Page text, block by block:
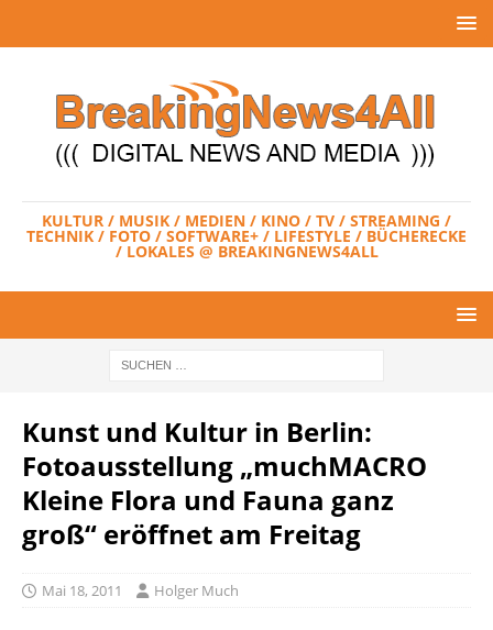
KULTUR / MUSIK / MEDIEN / KINO / TV / STREAMING /
TECHNIK / FOTO / SOFTWARE+ / LIFESTYLE / BÜCHERECKE
/ LOKALES @ BREAKINGNEWS4ALL
Kunst und Kultur in Berlin:
Fotoausstellung „muchMACRO
Kleine Flora und Fauna ganz
groß“ eröffnet am Freitag
Mai 18, 2011 Holger Much